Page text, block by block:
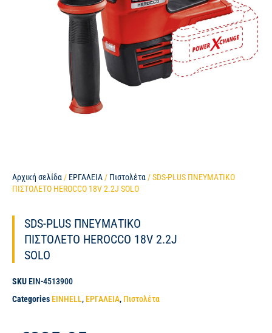
Αρχική σελίδα / ΕΡΓΑΛΕΙΑ / Πιστολέτα / SDS-PLUS ΠΝΕΥΜΑΤΙΚΟ
ΠΙΣΤΟΛΕΤΟ HEROCCO 18V 2.2J SOLO
SDS-PLUS ΠΝΕΥΜΑΤΙΚΟ
ΠΙΣΤΟΛΕΤΟ HEROCCO 18V 2.2J
SOLO
SKU EIN-4513900
Categories EINHELL, ΕΡΓΑΛΕΙΑ, Πιστολέτα